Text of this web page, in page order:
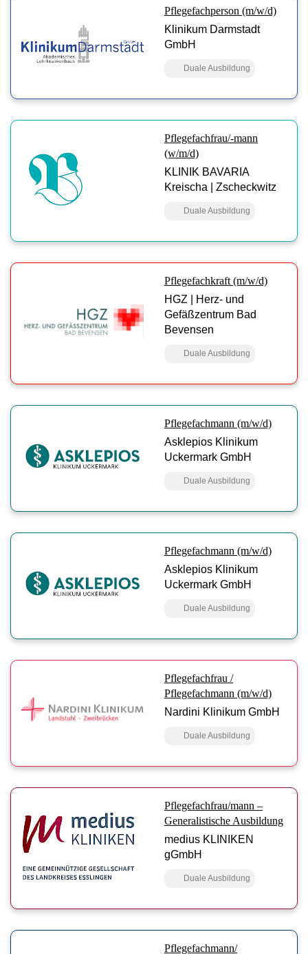
Pflegefachperson (m/w/d)
Klinikum Darmstadt
GmbH
Duale Ausbildung
Pflegefachfrau/-mann
(w/m/d)
KLINIK BAVARIA
Kreischa | Zscheckwitz
Duale Ausbildung
Pflegefachkraft (m/w/d)
HGZ | Herz- und
Gefäßzentrum Bad
Bevensen
Duale Ausbildung
Pflegefachmann (m/w/d)
Asklepios Klinikum
Uckermark GmbH
Duale Ausbildung
Pflegefachmann (m/w/d)
Asklepios Klinikum
Uckermark GmbH
Duale Ausbildung
Pflegefachfrau /
Pflegefachmann (m/w/d)
Nardini Klinikum GmbH
Duale Ausbildung
Pflegefachfrau/mann –
Generalistische Ausbildung
medius KLINIKEN
gGmbH
Duale Ausbildung
Pflegefachmann/